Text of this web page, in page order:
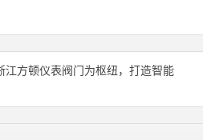
江方顿仪表阀门为枢纽，打造智能